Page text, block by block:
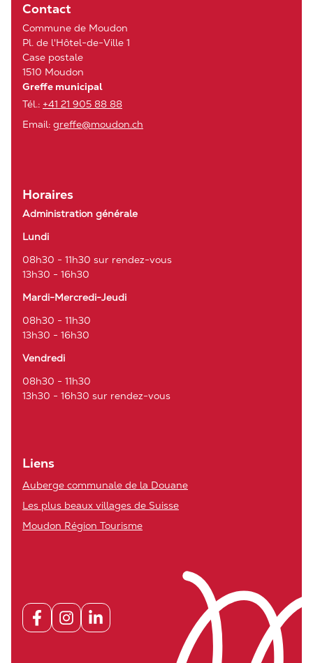
Contact
Commune de Moudon
Pl. de l'Hôtel-de-Ville 1
Case postale
1510 Moudon
Greffe municipal
Tél.: +41 21 905 88 88
Email: greffe@moudon.ch
Horaires
Administration générale
Lundi
08h30 - 11h30 sur rendez-vous
13h30 - 16h30
Mardi-Mercredi-Jeudi
08h30 - 11h30
13h30 - 16h30
Vendredi
08h30 - 11h30
13h30 - 16h30 sur rendez-vous
Liens
Auberge communale de la Douane
Les plus beaux villages de Suisse
Moudon Région Tourisme